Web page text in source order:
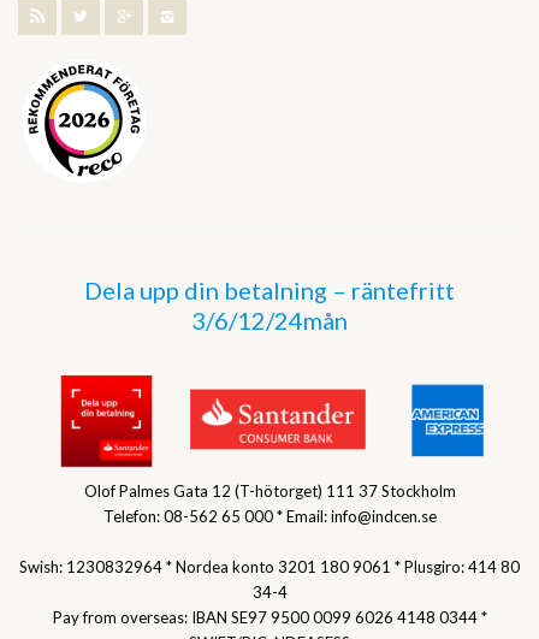
Dela upp din betalning – räntefritt
3/6/12/24mån
Olof Palmes Gata 12 (T-hötorget) 111 37 Stockholm
Telefon: 08-562 65 000 * Email: info@indcen.se
Swish: 1230832964 * Nordea konto 3201 180 9061 * Plusgiro: 414 80
34-4
Pay from overseas: IBAN SE97 9500 0099 6026 4148 0344 *